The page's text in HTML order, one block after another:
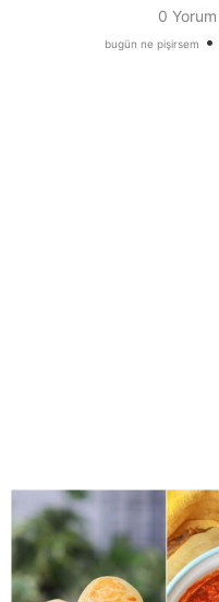
0 Yorum
bugün ne pişirsem •